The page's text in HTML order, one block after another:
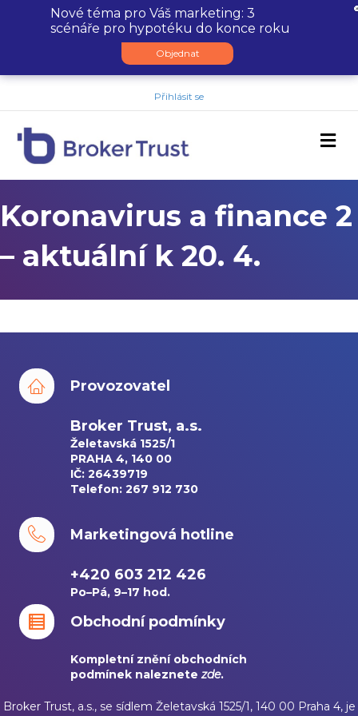
Přihlásit se
Koronavirus a finance 2
– aktuální k 20. 4.
Provozovatel
Broker Trust, a.s.
Želetavská 1525/1
PRAHA 4, 140 00
IČ: 26439719
Telefon: 267 912 730
Marketingová hotline
+420 603 212 426
Po–Pá, 9–17 hod.
Obchodní podmínky
Kompletní znění obchodních
podmínek naleznetezde.
Broker Trust, a.s., se sídlem Želetavská 1525/1, 140 00 Praha 4, je
Nové téma pro Váš marketing: 3
scénáře pro hypotéku do konce roku
Objednat